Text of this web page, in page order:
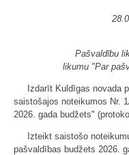
Pašvaldību
likumu "Par
Izdarīt Kuldīgas novada
saistošajos noteikumos Nr.
2026. gada budžets"
Izteikt saistošo
pašvaldības budžets 2026.